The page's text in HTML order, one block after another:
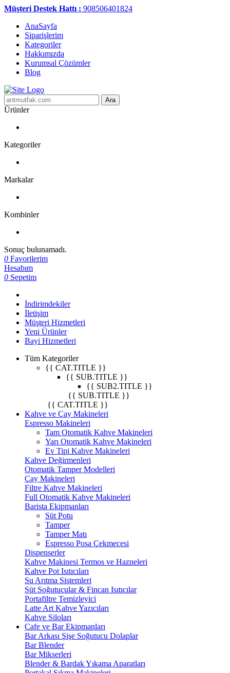
Müşteri Destek Hattı : 908506401824
AnaSayfa
Siparişlerim
Kategoriler
Hakkımızda
Kurumsal Çözümler
Blog
Ara
Ürünler
Kategoriler
Markalar
Kombinler
Sonuç bulunamadı.
0 Favorilerim
Hesabım
0 Sepetim
İndirimdekiler
İletişim
Müşteri Hizmetleri
Yeni Ürünler
Bayi Hizmetleri
Tüm Kategoriler
{{ CAT.TITLE }}
{{ SUB.TITLE }}
{{ SUB2.TITLE }}
{{ SUB.TITLE }}
{{ CAT.TITLE }}
Kahve ve Çay Makineleri
Espresso Makineleri
Tam Otomatik Kahve Makineleri
Yarı Otomatik Kahve Makineleri
Ev Tipi Kahve Makineleri
Kahve Değirmenleri
Otomatik Tamper Modelleri
Çay Makineleri
Filtre Kahve Makineleri
Full Otomatik Kahve Makineleri
Barista Ekipmanları
Süt Potu
Tamper
Tamper Matı
Espresso Posa Çekmecesi
Dispenserler
Kahve Makinesi Termos ve Hazneleri
Kahve Pot Isıtıcıları
Su Arıtma Sistemleri
Süt Soğutucular & Fincan Isıtıcılar
Portafiltre Temizleyici
Latte Art Kahve Yazıcıları
Kahve Siloları
Cafe ve Bar Ekipmanları
Bar Arkası Şişe Soğutucu Dolaplar
Bar Blender
Bar Mikserleri
Blender & Bardak Yıkama Aparatları